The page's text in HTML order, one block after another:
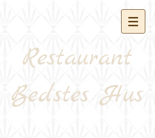
Restaurant
Bedstes Hus